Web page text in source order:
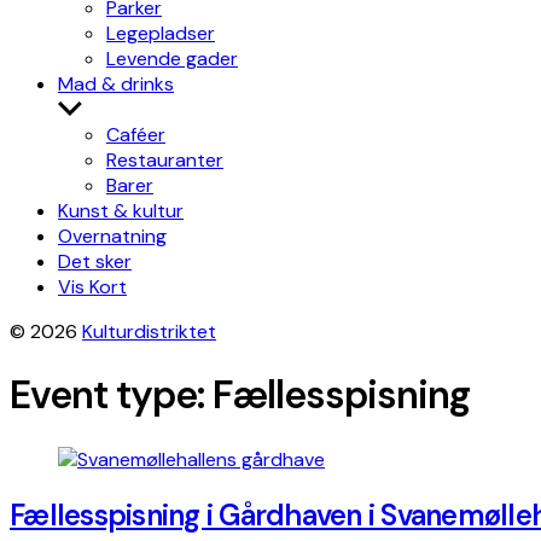
Parker
Legepladser
Levende gader
Mad & drinks
Show
sub
menu
Caféer
Restauranter
Barer
Kunst & kultur
Overnatning
Det sker
Vis Kort
© 2026 Kulturdistriktet
Event type: Fællesspisning
Fællesspisning i Gårdhaven i